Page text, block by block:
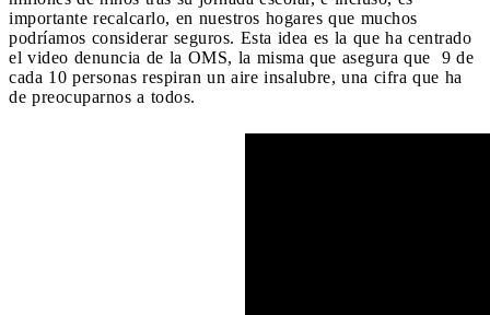
importante recalcarlo, en nuestros hogares que muchos
podríamos considerar seguros. Esta idea es la que ha centrado
el video denuncia de la OMS, la misma que asegura que 9 de
cada 10 personas respiran un aire insalubre, una cifra que ha
de preocuparnos a todos.